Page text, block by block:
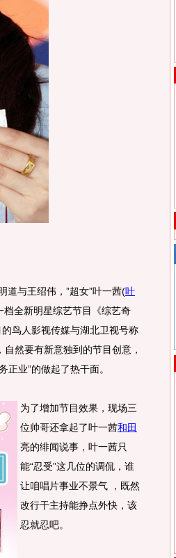
与王绍伟，”超女”叶一茜(叶
档全新明星综艺节目《综艺奇
鸟人影视传媒与湖北卫视号称
然要有新意独到的节目创意，
业”的做起了热干面。
为了增加节目效果，现场三
位帅哥还拿起了叶一茜和田
亮的绯闻说事，叶一茜只
能“忍受”这几位的调侃，谁
让咱唱片事业不景气 ，既然
改行干主持能挣点外快，该
忍就忍吧。